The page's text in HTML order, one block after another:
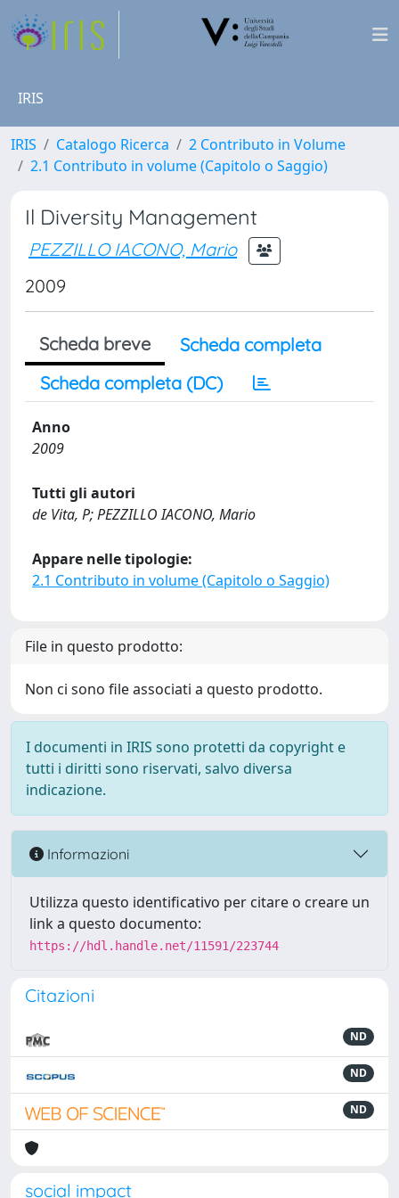
IRIS
IRIS Catalogo Ricerca
2 Contributo in Volume
2.1 Contributo in volume (Capitolo o Saggio)
Il Diversity Management
PEZZILLO IACONO, Mario
2009
Scheda breve
Scheda completa
Scheda completa (DC)
Anno
2009
Tutti gli autori
de Vita, P; PEZZILLO IACONO, Mario
Appare nelle tipologie:
2.1 Contributo in volume (Capitolo o Saggio)
File in questo prodotto:
Non ci sono file associati a questo prodotto.
I documenti in IRIS sono protetti da copyright e
tutti i diritti sono riservati, salvo diversa
indicazione.
Informazioni
Utilizza questo identificativo per citare o creare un
link a questo documento:
https://hdl.handle.net/11591/223744
Citazioni
ND
ND
ND
social impact